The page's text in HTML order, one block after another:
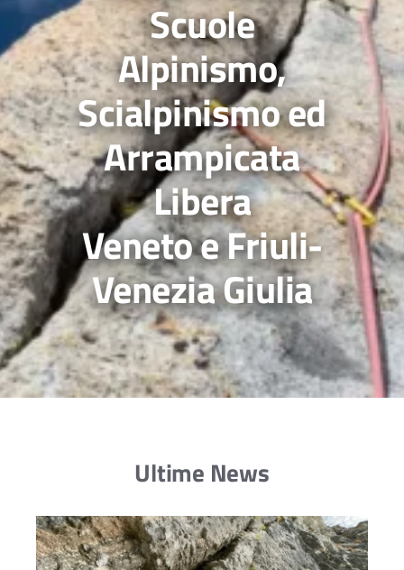
Scuole
Alpinismo,
Scialpinismo ed
Arrampicata
Libera
Veneto e Friuli-
Venezia Giulia
Ultime News